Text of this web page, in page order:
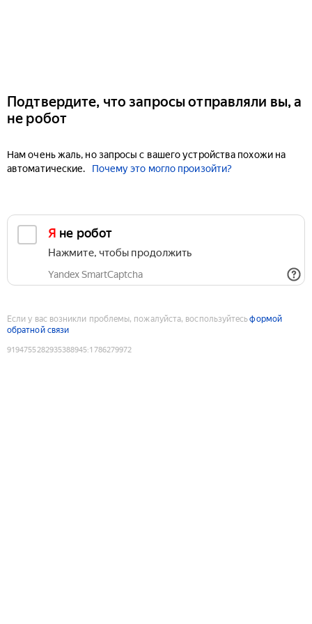
Подтвердите, что запросы отправляли вы, а
не робот
Нам очень жаль, но запросы с вашего устройства похожи на
автоматические.
Почему это могло произойти?
Я не робот
Нажмите, чтобы продолжить
Yandex SmartCaptcha
Если у вас возникли проблемы, пожалуйста, воспользуйтесьформой
обратной связи
9194755282935388945:1786279972